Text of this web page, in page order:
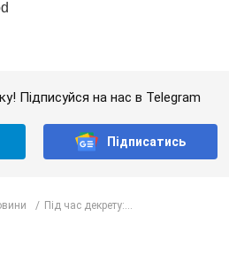
Підписуйся на нас в Telegram
Підписатись
Під час декрету:...